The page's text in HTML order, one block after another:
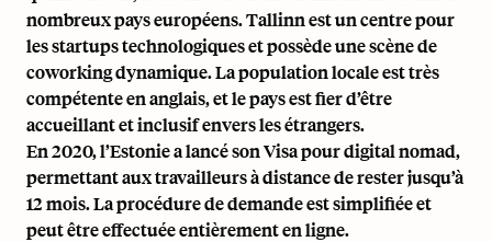
nombreux pays européens. Tallinn est un centre pour
les startups technologiques et possède une scène de
coworking dynamique. La population locale est très
compétente en anglais, et le pays est fier d’être
accueillant et inclusif envers les étrangers.
En 2020, l’Estonie a lancé son Visa pour digital nomad,
permettant aux travailleurs à distance de rester jusqu’à
12 mois. La procédure de demande est simplifiée et
peut être effectuée entièrement en ligne.